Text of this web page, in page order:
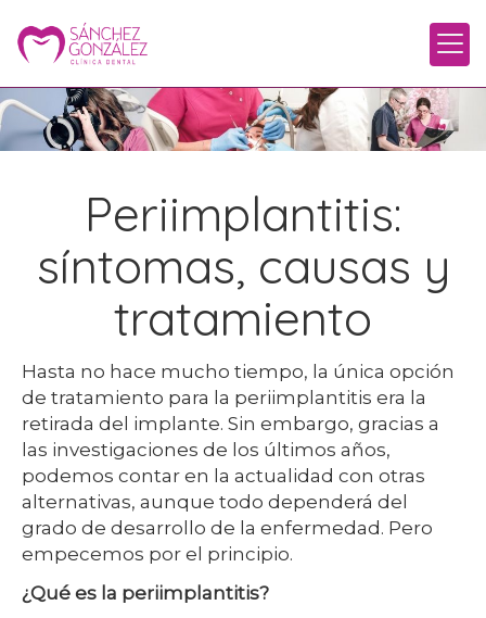
Periimplantitis:
síntomas, causas y
tratamiento
Hasta no hace mucho tiempo, la única opción
de tratamiento para la periimplantitis era la
retirada del implante. Sin embargo, gracias a
las investigaciones de los últimos años,
podemos contar en la actualidad con otras
alternativas, aunque todo dependerá del
grado de desarrollo de la enfermedad. Pero
empecemos por el principio.
¿Qué es la periimplantitis?